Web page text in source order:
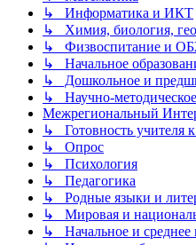
↳ Информатика и ИКТ
↳ Химия, биология,
↳ Физвоспитание и
↳ Начальное
↳ Дошкольное и
↳ Научно-
Межрегиональный
↳ Готовность учителя
↳ Опрос
↳ Психология
↳ Педагогика
↳ Родные языки и
↳ Мировая и
↳ Начальное и среднее